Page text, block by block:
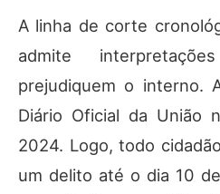
A linha de corte
admite
prejudiquem o interno.
Diário Oficial da União
2024. Logo, todo
um delito até o dia 10